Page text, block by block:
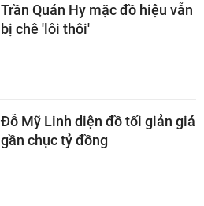
Trần Quán Hy mặc đồ hiệu vẫn
bị chê 'lôi thôi'
Đỗ Mỹ Linh diện đồ tối giản giá
gần chục tỷ đồng